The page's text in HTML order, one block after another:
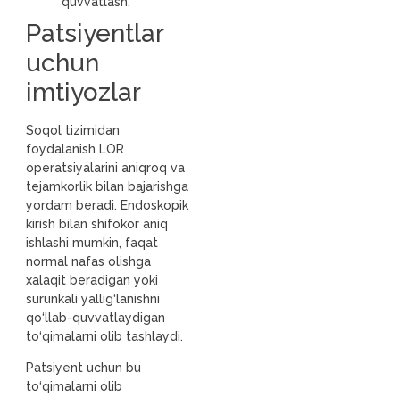
Patsiyentlar
uchun
imtiyozlar
Soqol tizimidan
foydalanish LOR
operatsiyalarini aniqroq va
tejamkorlik bilan bajarishga
yordam beradi. Endoskopik
kirish bilan shifokor aniq
ishlashi mumkin, faqat
normal nafas olishga
xalaqit beradigan yoki
surunkali yallig‘lanishni
qo‘llab-quvvatlaydigan
to‘qimalarni olib tashlaydi.
Patsiyent uchun bu
to‘qimalarni olib